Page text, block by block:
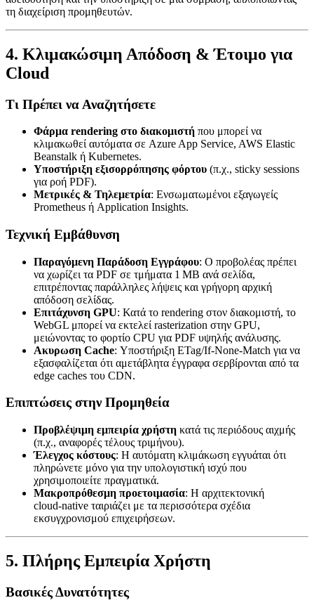
τη διαχείριση προμηθευτών.
4. Κλιμακώσιμη Απόδοση & Έτοιμο για
Cloud
Τι Πρέπει να Αναζητήσετε
Φάρμα rendering στο διακομιστή που μπορεί να
κλιμακωθεί αυτόματα σε Azure App Service, AWS Elastic
Beanstalk ή Kubernetes.
Υποστήριξη εξισορρόπησης φόρτου (π.χ., sticky sessions
για ροή PDF).
Μετρικές & Τηλεμετρία: Ενσωματωμένοι εξαγωγείς
Prometheus ή Application Insights.
Τεχνική Εμβάθυνση
Παραγόμενη Παράδοση Εγγράφου: Ο προβολέας πρέπει
να χωρίζει τα PDF σε τμήματα 1 MB ανά σελίδα,
επιτρέποντας παράλληλες λήψεις και γρήγορη αρχική
απόδοση σελίδας.
Επιτάχυνση GPU: Κατά το rendering στον διακομιστή, το
WebGL μπορεί να εκτελεί rasterization στην GPU,
μειώνοντας το φορτίο CPU για PDF υψηλής ανάλυσης.
Ακυρωση Cache: Υποστήριξη ETag/If‑None‑Match για να
εξασφαλίζεται ότι αμετάβλητα έγγραφα σερβίρονται από τα
edge caches του CDN.
Επιπτώσεις στην Προμηθεία
Προβλέψιμη εμπειρία χρήστη κατά τις περιόδους αιχμής
(π.χ., αναφορές τέλους τριμήνου).
Έλεγχος κόστους: Η αυτόματη κλιμάκωση εγγυάται ότι
πληρώνετε μόνο για την υπολογιστική ισχύ που
χρησιμοποιείτε πραγματικά.
Μακροπρόθεσμη προετοιμασία: Η αρχιτεκτονική
cloud‑native ταιριάζει με τα περισσότερα σχέδια
εκσυγχρονισμού επιχειρήσεων.
5. Πλήρης Εμπειρία Χρήστη
Βασικές Δυνατότητες